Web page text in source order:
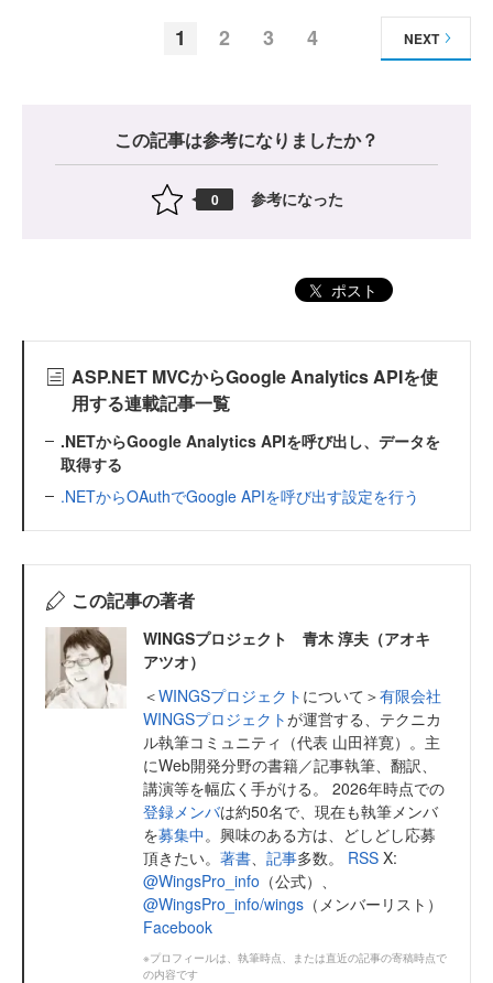
1 2 3 4 NEXT
この記事は参考になりましたか？
0 参考になった
ポスト
ASP.NET MVCからGoogle Analytics APIを使
用する連載記事一覧
.NETからGoogle Analytics APIを呼び出し、データを
取得する
.NETからOAuthでGoogle APIを呼び出す設定を行う
この記事の著者
WINGSプロジェクト 青木 淳夫（アオキ
アツオ）
＜WINGSプロジェクト について＞有限会社
WINGSプロジェクトが運営する、テクニカ
ル執筆コミュニティ（代表 山田祥寛）。主
にWeb開発分野の書籍／記事執筆、翻訳、
講演等を幅広く手がける。 2026年時点での
登録メンバは約50名で、現在も執筆メンバ
を募集中。興味のある方は、どしどし応募
頂きたい。 著書 記事多数。 RSS X:
@WingsPro_info （公式）、
@WingsPro_info/wings （メンバーリスト）
Facebook
※プロフィールは、執筆時点、または直近の記事の寄稿時点で
の内容です